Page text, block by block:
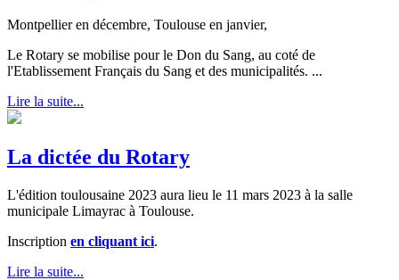
Montpellier en décembre, Toulouse en janvier,
Le Rotary se mobilise pour le Don du Sang, au coté de
l'Etablissement Français du Sang et des municipalités. ...
Lire la suite...
La dictée du Rotary
L'édition toulousaine 2023 aura lieu le 11 mars 2023 à la salle
municipale Limayrac à Toulouse.
Inscription en cliquant ici.
Lire la suite...